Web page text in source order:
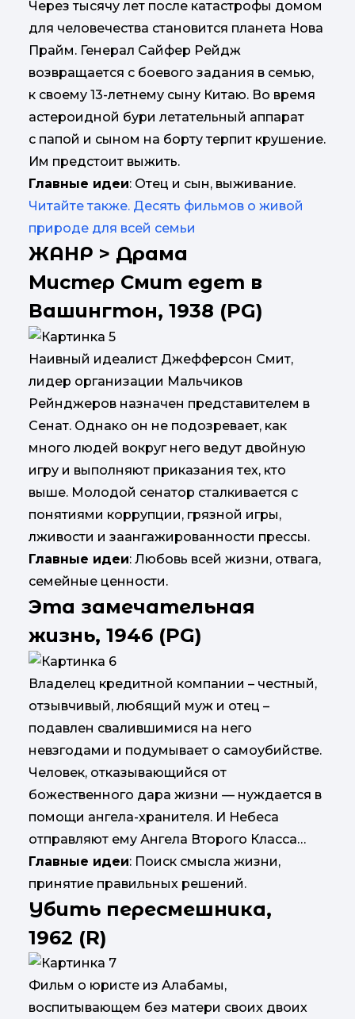
Через тысячу лет после катастрофы домом
для человечества становится планета Нова
Прайм. Генерал Сайфер Рейдж
возвращается с боевого задания в семью,
к своему 13-летнему сыну Китаю. Во время
астероидной бури летательный аппарат
с папой и сыном на борту терпит крушение.
Им предстоит выжить.
Главные идеи: Отец и сын, выживание.
Читайте также. Десять фильмов о живой
природе для всей семьи
ЖАНР > Драма
Мистер Смит едет в
Вашингтон, 1938 (PG)
Наивный идеалист Джефферсон Смит,
лидер организации Мальчиков
Рейнджеров назначен представителем в
Сенат. Однако он не подозревает, как
много людей вокруг него ведут двойную
игру и выполняют приказания тех, кто
выше. Молодой сенатор сталкивается с
понятиями коррупции, грязной игры,
лживости и заангажированности прессы.
Главные идеи: Любовь всей жизни, отвага,
семейные ценности.
Эта замечательная
жизнь, 1946 (PG)
Владелец кредитной компании – честный,
отзывчивый, любящий муж и отец –
подавлен свалившимися на него
невзгодами и подумывает о самоубийстве.
Человек, отказывающийся от
божественного дара жизни — нуждается в
помощи ангела-хранителя. И Небеса
отправляют ему Ангела Второго Класса…
Главные идеи: Поиск смысла жизни,
принятие правильных решений.
Убить пересмешника,
1962 (R)
Фильм о юристе из Алабамы,
воспитывающем без матери своих двоих